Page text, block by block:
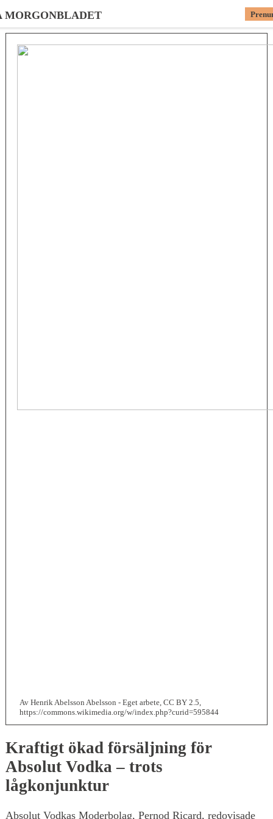
MORGONBLADET
Av Henrik Abelsson Abelsson - Eget arbete, CC BY 2.5,
https://commons.wikimedia.org/w/index.php?curid=595844
Kraftigt ökad försäljning för
Absolut Vodka – trots
lågkonjunktur
Absolut Vodkas Moderbolag, Pernod Ricard, redovisade